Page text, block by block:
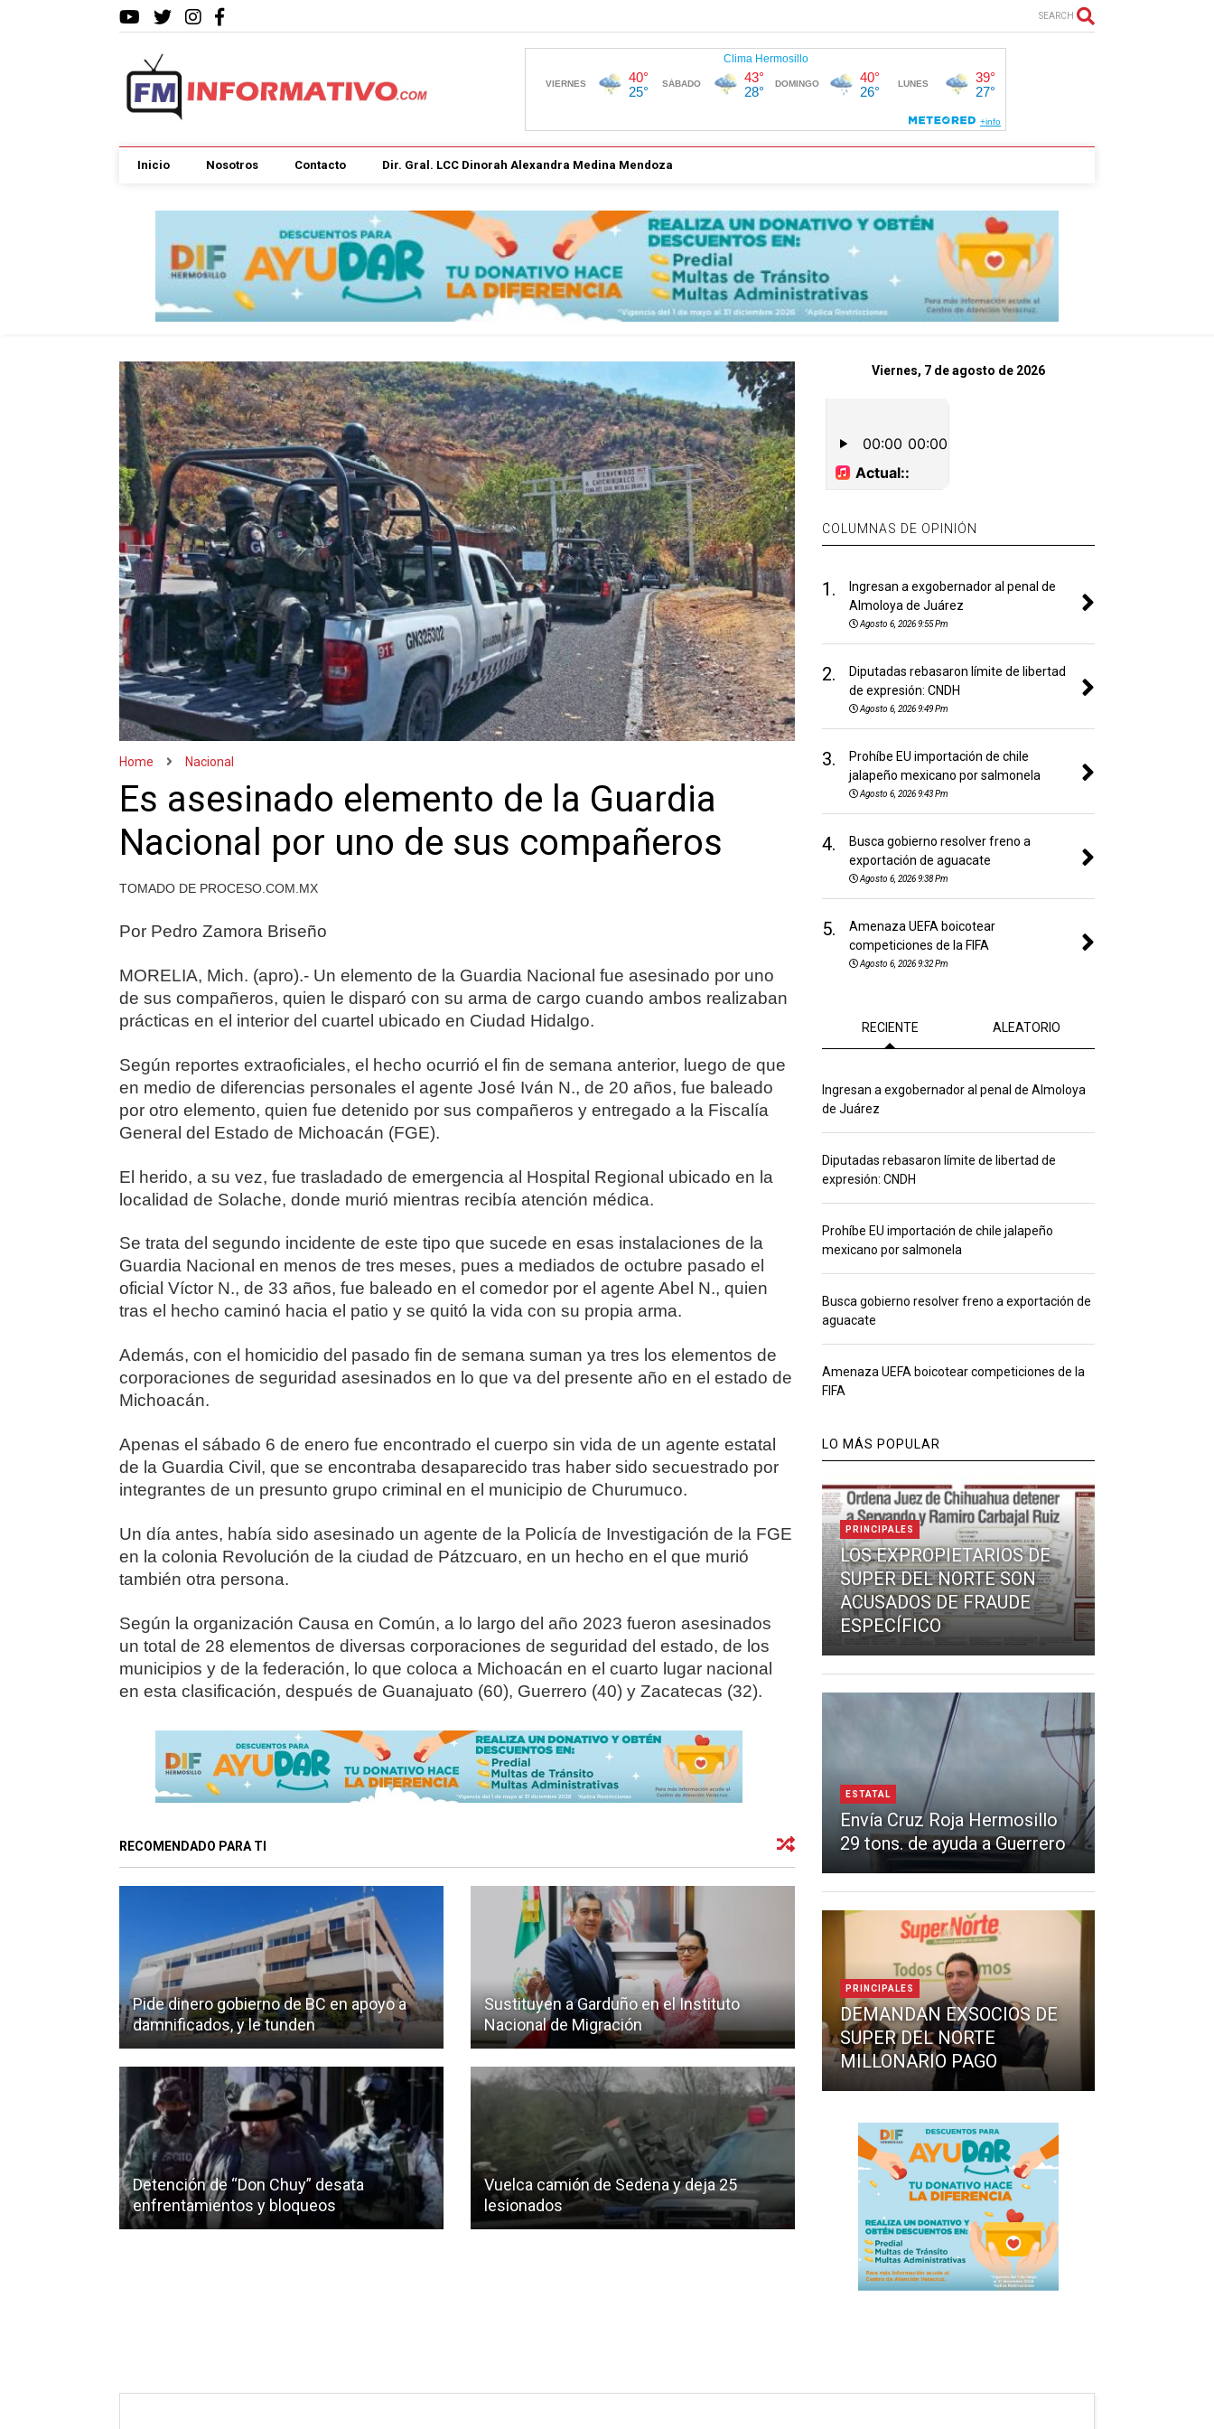
SEARCH
Inicio Nosotros Contacto Dir. Gral. LCC Dinorah Alexandra Medina Mendoza
Home Nacional
Es asesinado elemento de la Guardia
Nacional por uno de sus compañeros
TOMADO DE PROCESO.COM.MX
Por Pedro Zamora Briseño
MORELIA, Mich. (apro).- Un elemento de la Guardia Nacional fue asesinado por uno
de sus compañeros, quien le disparó con su arma de cargo cuando ambos realizaban
prácticas en el interior del cuartel ubicado en Ciudad Hidalgo.
Según reportes extraoficiales, el hecho ocurrió el fin de semana anterior, luego de que
en medio de diferencias personales el agente José Iván N., de 20 años, fue baleado
por otro elemento, quien fue detenido por sus compañeros y entregado a la Fiscalía
General del Estado de Michoacán (FGE).
El herido, a su vez, fue trasladado de emergencia al Hospital Regional ubicado en la
localidad de Solache, donde murió mientras recibía atención médica.
Se trata del segundo incidente de este tipo que sucede en esas instalaciones de la
Guardia Nacional en menos de tres meses, pues a mediados de octubre pasado el
oficial Víctor N., de 33 años, fue baleado en el comedor por el agente Abel N., quien
tras el hecho caminó hacia el patio y se quitó la vida con su propia arma.
Además, con el homicidio del pasado fin de semana suman ya tres los elementos de
corporaciones de seguridad asesinados en lo que va del presente año en el estado de
Michoacán.
Apenas el sábado 6 de enero fue encontrado el cuerpo sin vida de un agente estatal
de la Guardia Civil, que se encontraba desaparecido tras haber sido secuestrado por
integrantes de un presunto grupo criminal en el municipio de Churumuco.
Un día antes, había sido asesinado un agente de la Policía de Investigación de la FGE
en la colonia Revolución de la ciudad de Pátzcuaro, en un hecho en el que murió
también otra persona.
Según la organización Causa en Común, a lo largo del año 2023 fueron asesinados
un total de 28 elementos de diversas corporaciones de seguridad del estado, de los
municipios y de la federación, lo que coloca a Michoacán en el cuarto lugar nacional
en esta clasificación, después de Guanajuato (60), Guerrero (40) y Zacatecas (32).
RECOMENDADO PARA TI
Pide dinero gobierno de BC en apoyo a
damnificados, y le tunden
Sustituyen a Garduño en el Instituto
Nacional de Migración
Detención de “Don Chuy” desata
enfrentamientos y bloqueos
Vuelca camión de Sedena y deja 25
lesionados
Viernes, 7 de agosto de 2026
COLUMNAS DE OPINIÓN
1.
Ingresan a exgobernador al penal de
Almoloya de Juárez
Agosto 6, 2026 9:55 Pm
2.
Diputadas rebasaron límite de libertad
de expresión: CNDH
Agosto 6, 2026 9:49 Pm
3.
Prohíbe EU importación de chile
jalapeño mexicano por salmonela
Agosto 6, 2026 9:43 Pm
4.
Busca gobierno resolver freno a
exportación de aguacate
Agosto 6, 2026 9:38 Pm
5.
Amenaza UEFA boicotear
competiciones de la FIFA
Agosto 6, 2026 9:32 Pm
RECIENTE ALEATORIO
Ingresan a exgobernador al penal de Almoloya
de Juárez
Diputadas rebasaron límite de libertad de
expresión: CNDH
Prohíbe EU importación de chile jalapeño
mexicano por salmonela
Busca gobierno resolver freno a exportación de
aguacate
Amenaza UEFA boicotear competiciones de la
FIFA
LO MÁS POPULAR
PRINCIPALES
LOS EXPROPIETARIOS DE
SUPER DEL NORTE SON
ACUSADOS DE FRAUDE
ESPECÍFICO
ESTATAL
Envía Cruz Roja Hermosillo
29 tons. de ayuda a Guerrero
PRINCIPALES
DEMANDAN EXSOCIOS DE
SUPER DEL NORTE
MILLONARIO PAGO